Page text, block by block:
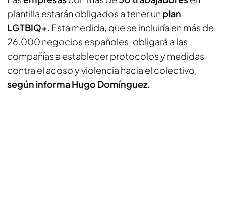
plantilla estarán obligados a tener un plan
LGTBIQ+. Esta medida, que se incluiría en más de
26.000 negocios españoles, obligará a las
compañías a establecer protocolos y medidas
contra el acoso y violencia hacia el colectivo,
según informa Hugo Domínguez.